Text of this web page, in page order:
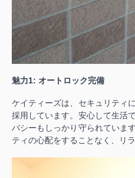
魅力1: オートロック完備
ケイティーズは、セキュリティ
採用しています。安心して生活
バシーもしっかり守られていま
ティの心配をすることなく、リ